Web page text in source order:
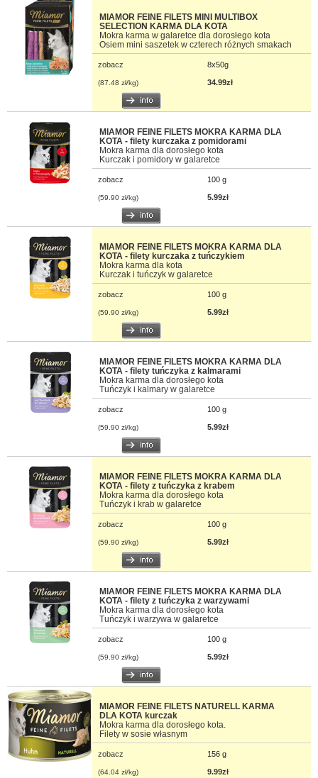
MIAMOR FEINE FILETS MINI MULTIBOX
SELECTION KARMA DLA KOTA
Mokra karma w galaretce dla dorosłego kota
Osiem mini saszetek w czterech różnych smakach
zobacz 8x50g
(87.48 zł/kg) 34.99zł
MIAMOR FEINE FILETS MOKRA KARMA DLA
KOTA - filety kurczaka z pomidorami
Mokra karma dla dorosłego kota
Kurczak i pomidory w galaretce
zobacz 100 g
(59.90 zł/kg) 5.99zł
MIAMOR FEINE FILETS MOKRA KARMA DLA
KOTA - filety kurczaka z tuńczykiem
Mokra karma dla kota
Kurczak i tuńczyk w galaretce
zobacz 100 g
(59.90 zł/kg) 5.99zł
MIAMOR FEINE FILETS MOKRA KARMA DLA
KOTA - filety tuńczyka z kalmarami
Mokra karma dla dorosłego kota
Tuńczyk i kalmary w galaretce
zobacz 100 g
(59.90 zł/kg) 5.99zł
MIAMOR FEINE FILETS MOKRA KARMA DLA
KOTA - filety z tuńczyka z krabem
Mokra karma dla dorosłego kota
Tuńczyk i krab w galaretce
zobacz 100 g
(59.90 zł/kg) 5.99zł
MIAMOR FEINE FILETS MOKRA KARMA DLA
KOTA - filety z tuńczyka z warzywami
Mokra karma dla dorosłego kota
Tuńczyk i warzywa w galaretce
zobacz 100 g
(59.90 zł/kg) 5.99zł
MIAMOR FEINE FILETS NATURELL KARMA
DLA KOTA kurczak
Mokra karma dla dorosłego kota.
Filety w sosie własnym
zobacz 156 g
(64.04 zł/kg) 9.99zł